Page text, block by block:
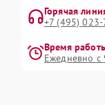
Горячая
+7 (495)
Время
Ежедневно с